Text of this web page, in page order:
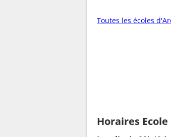
Toutes les écoles
Horaires